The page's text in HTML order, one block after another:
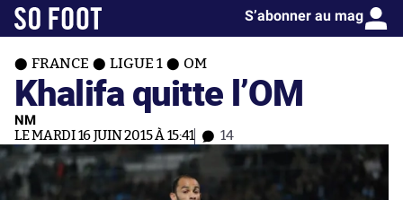
S’abonner au mag
FRANCE LIGUE 1 OM
Khalifa quitte l’OM
NM
LE MARDI 16 JUIN 2015 À 15:41 14